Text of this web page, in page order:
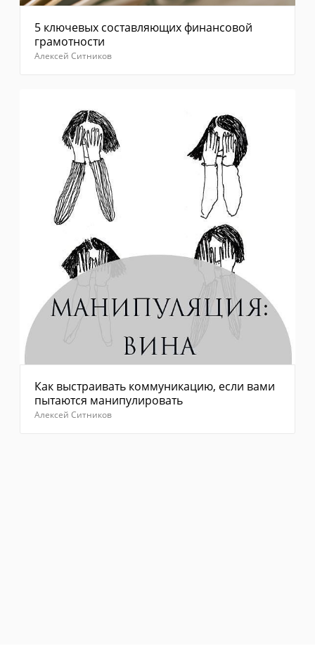
5 ключевых составляющих финансовой
грамотности
Алексей Ситников
Как выстраивать коммуникацию, если вами
пытаются манипулировать
Алексей Ситников